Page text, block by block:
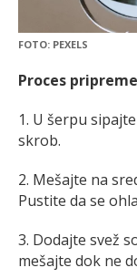
FOTO: PEXELS
Proces pripreme
1. U šerpu
skrob.
2. Mešajte na
Pustite da se
3. Dodajte svež
mešajte dok ne